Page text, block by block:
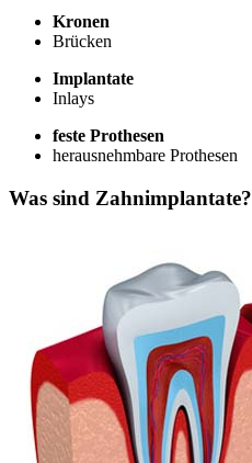
Kronen
Brücken
Implantate
Inlays
feste Prothesen
herausnehmbare Prothesen
Was sind Zahnimplantate?